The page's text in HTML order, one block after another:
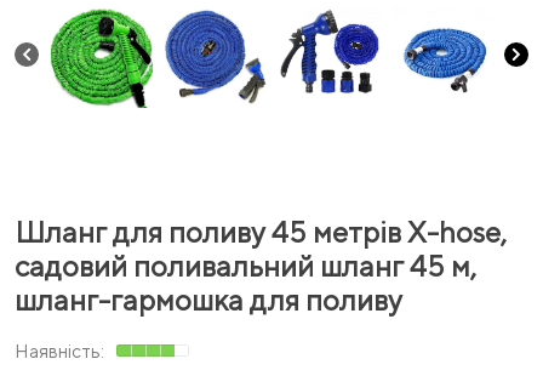
Шланг для поливу 45 метрів X-hose,
садовий поливальний шланг 45 м,
шланг-гармошка для поливу